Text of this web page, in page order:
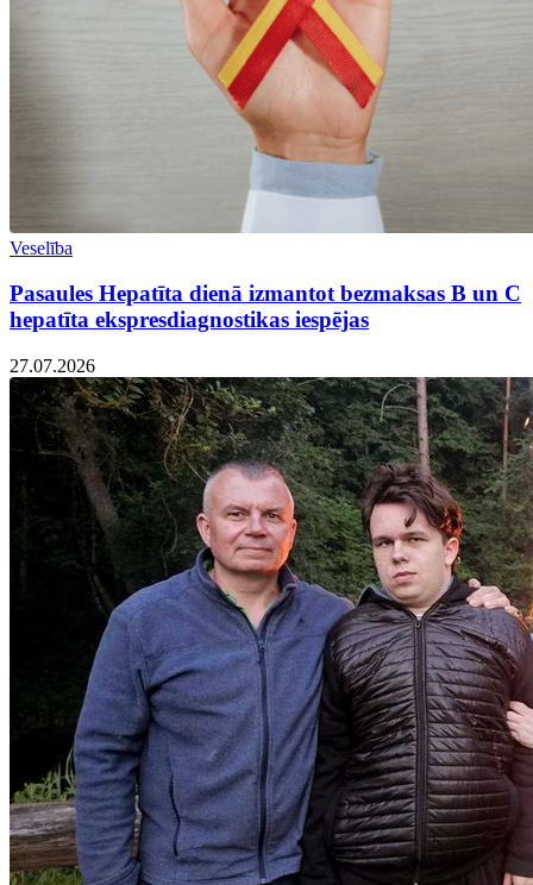
Veselība
Pasaules Hepatīta dienā izmantot bezmaksas B un C
hepatīta ekspresdiagnostikas iespējas
27.07.2026